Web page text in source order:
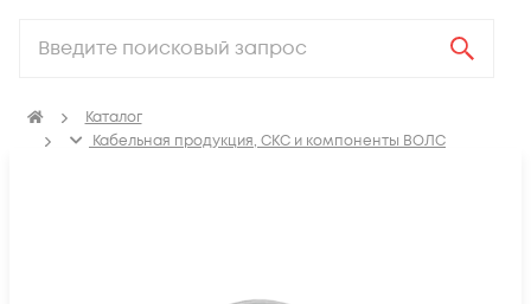
Каталог
Кабельная продукция, СКС и компоненты ВОЛС